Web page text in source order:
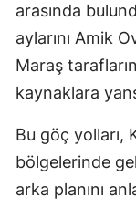
arasında
aylarını Amik
Maraş
kaynaklara
Bu göç yolları,
bölgelerinde
arka planını